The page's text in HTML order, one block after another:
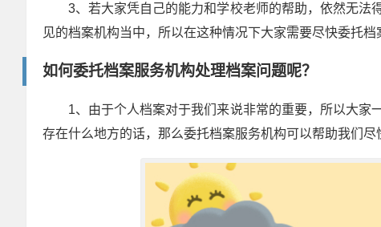
3、若大家凭自己的能力和学校老师的帮助，依然无法
见的档案机构当中，所以在这种情况下大家需要尽快委托
如何委托档案服务机构处理档案问题呢？
1、由于个人档案对于我们来说非常的重要，所以大
存在什么地方的话，那么委托档案服务机构可以帮助我们尽